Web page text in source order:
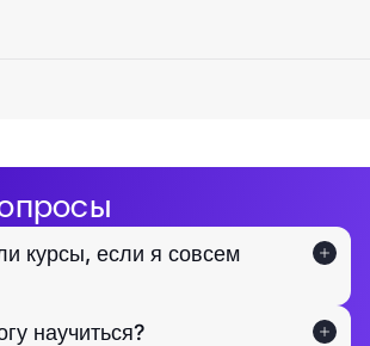
курсы, если я совсем
научиться?